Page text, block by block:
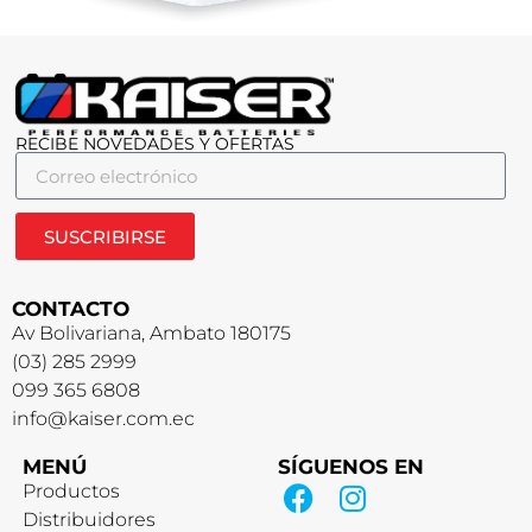
RECIBE NOVEDADES Y OFERTAS
SUSCRIBIRSE
CONTACTO
Av Bolivariana, Ambato 180175
(03) 285 2999
099 365 6808
info@kaiser.com.ec
MENÚ
Productos
Distribuidores
SÍGUENOS EN